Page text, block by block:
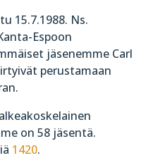
15.7.1988. Ns.
Espoon
jäsenemme Carl
perustamaan
on 58 jäsentä.
1420.